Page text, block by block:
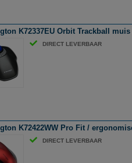
K72337EU Orbit Trackball
DIRECT LEVERBAAR
K72422WW Pro Fit /
DIRECT LEVERBAAR